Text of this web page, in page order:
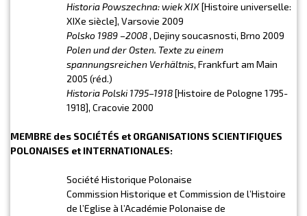
Historia Powszechna: wiek XIX[Histoire universelle:
XIXe siècle], Varsovie 2009
Polsko 1989 –2008, Dejiny soucasnosti, Brno 2009
Polen und der Osten. Texte zu einem
spannungsreichen Verhältnis, Frankfurt am Main
2005 (réd.)
Historia Polski 1795–1918[Histoire de Pologne 1795-
1918], Cracovie 2000
MEMBRE des SOCIÉTÉS et ORGANISATIONS SCIENTIFIQUES
POLONAISES et INTERNATIONALES:
Société Historique Polonaise
Commission Historique et Commission de l’Histoire
de l’Eglise à l’Académie Polonaise de